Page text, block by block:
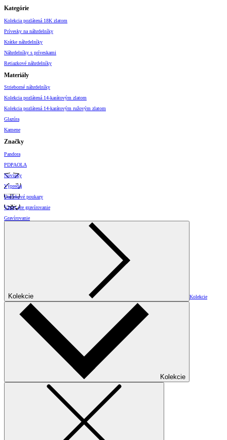
Kategórie
Kolekcia pozlátená 18K zlatom
Prívesky na náhrdelníky
Krátke náhrdelníky
Náhrdelníky s príveskami
Retiazkové náhrdelníky
Materiály
Strieborné náhrdelníky
Kolekcia pozlátená 14-karátovým zlatom
Kolekcia pozlátená 14-karátovým ružovým zlatom
Glazúra
Kamene
Značky
Pandora
PDPAOLA
Novinky
Výpredaj
Darčekové poukazy
Vzory pre gravírovanie
Gravírovanie
Kolekcie Kolekcie
Kolekcie